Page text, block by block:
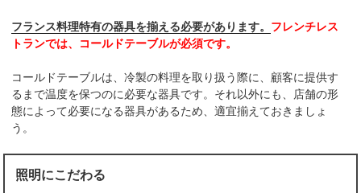
フランス料理特有の器具を揃える必要があります。 フレンチレス
トランでは、コールドテーブルが必須です。
コールドテーブルは、冷製の料理を取り扱う際に、顧客に提供す
るまで温度を保つのに必要な器具です。それ以外にも、店舗の形
態によって必要になる器具があるため、適宜揃えておきましょ
う。
照明にこだわる